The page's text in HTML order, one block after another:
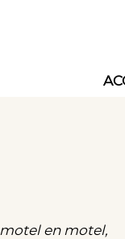
en motel,